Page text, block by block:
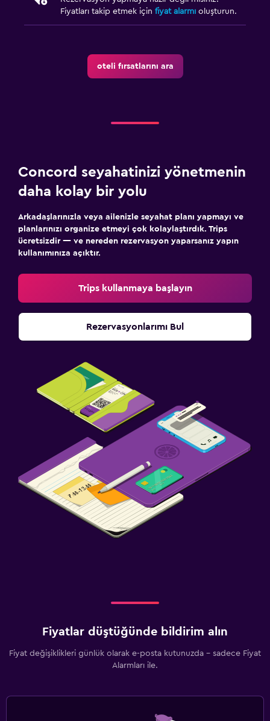
Fiyatları takip etmek için fiyat alarmı oluşturun.
oteli fırsatlarını ara
Concord seyahatinizi yönetmenin
daha kolay bir yolu
Arkadaşlarınızla veya ailenizle seyahat planı yapmayı ve
planlarınızı organize etmeyi çok kolaylaştırdık. Trips
ücretsizdir — ve nereden rezervasyon yaparsanız yapın
kullanımınıza açıktır.
Trips kullanmaya başlayın
Rezervasyonlarımı Bul
Fiyatlar düştüğünde bildirim alın
Fiyat değişiklikleri günlük olarak e-posta kutunuzda - sadece Fiyat
Alarmları ile.